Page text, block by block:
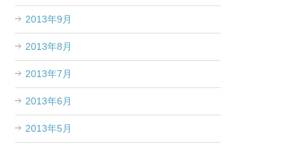
2013年9月
2013年8月
2013年7月
2013年6月
2013年5月